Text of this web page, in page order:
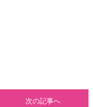
次の記事へ